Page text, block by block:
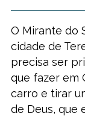
O Mirante do
cidade de
precisa ser
que fazer em
carro e tirar
de Deus, que